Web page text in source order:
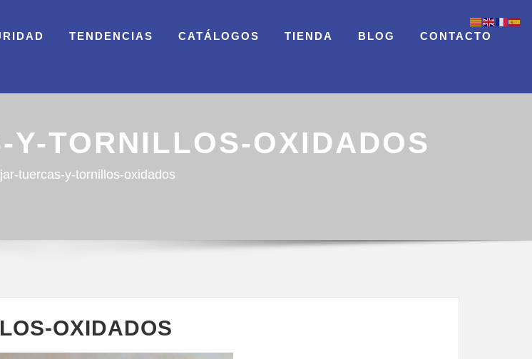
TENDENCIAS CATÁLOGOS TIENDA BLOG CONTACTO
TORNILLOS-OXIDADOS
tuercas-y-tornillos-oxidados
OXIDADOS